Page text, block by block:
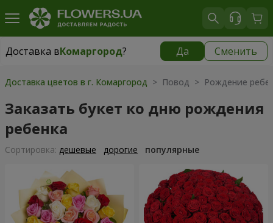
Доставка вКомаргород? Да Сменить
Доставка вКомаргород|
Доставка цветов в г. Комаргород > Повод > Рождение
Заказать букет ко дню рождения
ребенка
Cортировка: дешевые дорогие популярные